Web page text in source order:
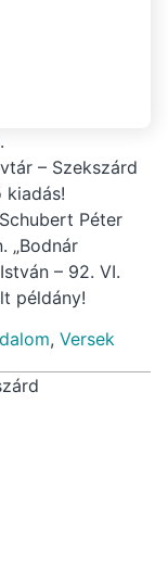
– Szekszárd
kiadás!
Péter
„Bodnár
– 92. VI.
példány!
, Versek